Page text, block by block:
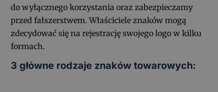
do wyłącznego korzystania oraz zabezpieczamy
przed fałszerstwem. Właściciele znaków mogą
zdecydować się na rejestrację swojego logo w kilku
formach.
3 główne rodzaje znaków towarowych: